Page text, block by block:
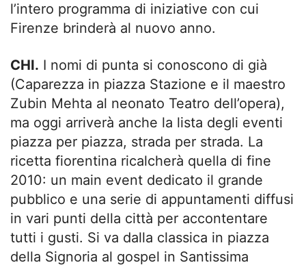
l’intero programma di iniziative con cui
Firenze brinderà al nuovo anno.
CHI. I nomi di punta si conoscono di già
(Caparezza in piazza Stazione e il maestro
Zubin Mehta al neonato Teatro dell’opera),
ma oggi arriverà anche la lista degli eventi
piazza per piazza, strada per strada. La
ricetta fiorentina ricalcherà quella di fine
2010: un main event dedicato il grande
pubblico e una serie di appuntamenti diffusi
in vari punti della città per accontentare
tutti i gusti. Si va dalla classica in piazza
della Signoria al gospel in Santissima